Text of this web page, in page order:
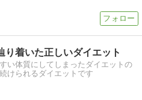
り着いた正しいダイエット
い体質にしてしまったダイエットの
けられるダイエットです